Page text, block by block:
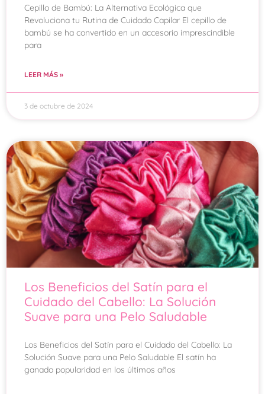
Cepillo de Bambú: La Alternativa Ecológica que
Revoluciona tu Rutina de Cuidado Capilar El cepillo de
bambú se ha convertido en un accesorio imprescindible
para
LEER MÁS »
3 de octubre de 2024
Los Beneficios del Satín para el
Cuidado del Cabello: La Solución
Suave para una Pelo Saludable
Los Beneficios del Satín para el Cuidado del Cabello: La
Solución Suave para una Pelo Saludable El satín ha
ganado popularidad en los últimos años